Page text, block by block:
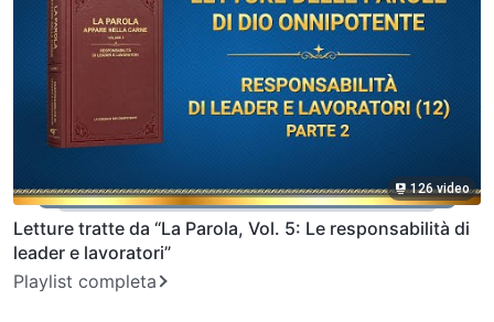
126 video
Letture tratte da “La Parola, Vol. 5: Le responsabilità di
leader e lavoratori”
Playlist completa